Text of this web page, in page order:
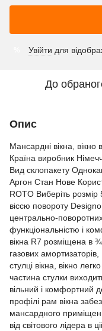
Увійти для
До
Опис
Мансардні вікна,
Країна виробник
Вид склопакету
Аргон Стан Нове
ROTO Виберіть
віссю повороту Designo
центрально-
функціональністю і
вікна R7 розміщена в
газових
стулці вікна, вікно
частина стулки
вільний і комфортний
профілі рам вікна
мансардного
від світового лідера в